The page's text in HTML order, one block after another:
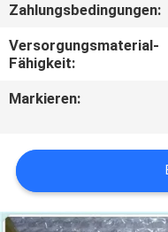
UNS
NEUIGKEITEN
SITEMAP
Zahlungsbedingungen:
Versorgungsmaterial-
Fähigkeit:
Markieren: